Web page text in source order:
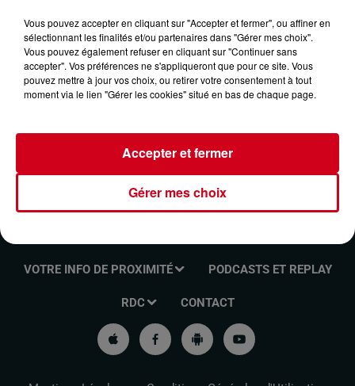
5 novembre 2023 - 5 sec
FUNK ANTHOLOGIE DU 05/11/2023
Funk Anthologie
VOTRE INFO DE PROXIMITÉ PODCASTS ET REPLAY
RDC CONTACT
Vous pouvez accepter en cliquant sur "Accepter et fermer", ou affiner en
sélectionnant les finalités et/ou partenaires dans "Gérer mes choix".
Vous pouvez également refuser en cliquant sur "Continuer sans
accepter". Vos préférences ne s'appliqueront que pour ce site. Vous
pouvez mettre à jour vos choix, ou retirer votre consentement à tout
moment via le lien "Gérer les cookies" situé en bas de chaque page.
Gérer mes choix
Accepter et fermer